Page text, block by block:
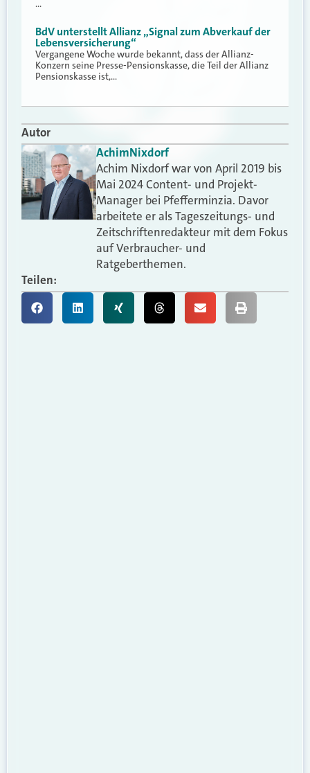
…
BdV unterstellt Allianz „Signal zum Abverkauf der
Lebensversicherung“
Vergangene Woche wurde bekannt, dass der Allianz-
Konzern seine Presse-Pensionskasse, die Teil der Allianz
Pensionskasse ist,…
Autor
AchimNixdorf
Achim Nixdorf war von April 2019 bis
Mai 2024 Content- und Projekt-
Manager bei Pfefferminzia. Davor
arbeitete er als Tageszeitungs- und
Zeitschriftenredakteur mit dem Fokus
auf Verbraucher- und
Ratgeberthemen.
Teilen: